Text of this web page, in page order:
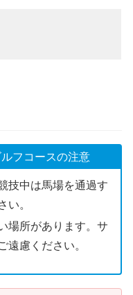
フコースの注意
技中は馬場を通過す
い。
場所があります。サ
遠慮ください。